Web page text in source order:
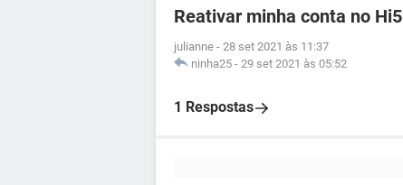
Reativar minha conta no Hi5
julianne - 28 set 2021 às 11:37
ninha25 - 29 set 2021 às 05:52
1 Respostas